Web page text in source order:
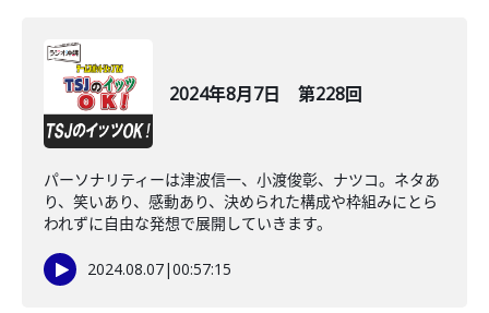
2024年8月7日 第228回
パーソナリティーは津波信一、小渡俊彰、ナツコ。ネタあ
り、笑いあり、感動あり、決められた構成や枠組みにとら
われずに自由な発想で展開していきます。
2024.08.07|00:57:15